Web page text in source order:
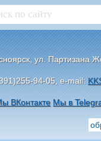
ул. Партизана
94-05, e-mail:
ВКонтакте Мы в